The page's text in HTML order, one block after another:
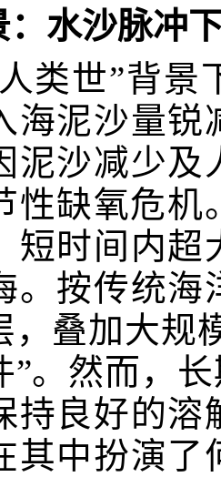
：水沙脉冲
类世”背景
海泥沙量锐
泥沙减少及
性缺氧危机
短时间内超
。按传统
，叠加大规
”。然而，
持良好的溶
其中扮演